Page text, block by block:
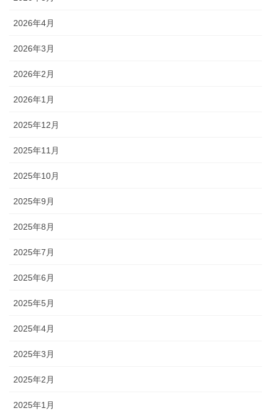
2026年4月
2026年3月
2026年2月
2026年1月
2025年12月
2025年11月
2025年10月
2025年9月
2025年8月
2025年7月
2025年6月
2025年5月
2025年4月
2025年3月
2025年2月
2025年1月